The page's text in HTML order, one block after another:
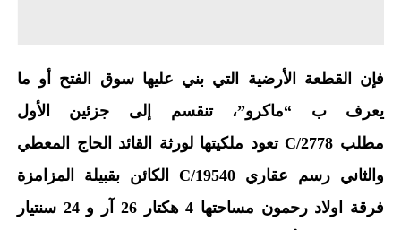
فإن القطعة الأرضية التي بني عليها سوق الفتح أو ما
يعرف ب “ماكرو”، تنقسم إلى جزئين الأول
مطلب
C/2778 تعود ملكيتها لورثة القائد الحاج المعطي
والثاني رسم عقاري 19540/C الكائن بقبيلة المزامزة
فرقة اولاد رحمون مساحتها 4 هكتار 26 آر و 24 سنتيار